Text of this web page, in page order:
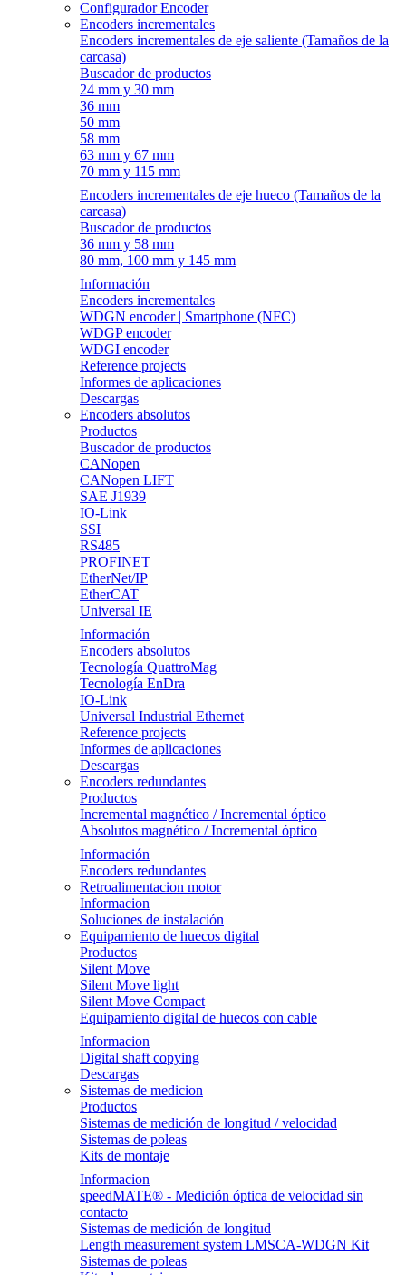
Configurador Encoder
Encoders incrementales
Encoders incrementales de eje saliente (Tamaños de la
carcasa)
Buscador de productos
24 mm y 30 mm
36 mm
50 mm
58 mm
63 mm y 67 mm
70 mm y 115 mm
Encoders incrementales de eje hueco (Tamaños de la
carcasa)
Buscador de productos
36 mm y 58 mm
80 mm, 100 mm y 145 mm
Información
Encoders incrementales
WDGN encoder | Smartphone (NFC)
WDGP encoder
WDGI encoder
Reference projects
Informes de aplicaciones
Descargas
Encoders absolutos
Productos
Buscador de productos
CANopen
CANopen LIFT
SAE J1939
IO-Link
SSI
RS485
PROFINET
EtherNet/IP
EtherCAT
Universal IE
Información
Encoders absolutos
Tecnología QuattroMag
Tecnología EnDra
IO-Link
Universal Industrial Ethernet
Reference projects
Informes de aplicaciones
Descargas
Encoders redundantes
Productos
Incremental magnético / Incremental óptico
Absolutos magnético / Incremental óptico
Información
Encoders redundantes
Retroalimentacion motor
Informacion
Soluciones de instalación
Equipamiento de huecos digital
Productos
Silent Move
Silent Move light
Silent Move Compact
Equipamiento digital de huecos con cable
Informacion
Digital shaft copying
Descargas
Sistemas de medicion
Productos
Sistemas de medición de longitud / velocidad
Sistemas de poleas
Kits de montaje
Informacion
speedMATE® - Medición óptica de velocidad sin
contacto
Sistemas de medición de longitud
Length measurement system LMSCA-WDGN Kit
Sistemas de poleas